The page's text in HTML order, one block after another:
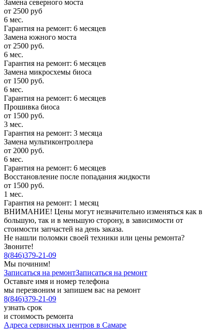
Замена северного моста
от 2500 руб
6 мес.
Гарантия на ремонт: 6 месяцев
Замена южного моста
от 2500 руб.
6 мес.
Гарантия на ремонт: 6 месяцев
Замена микросхемы биоса
от 1500 руб.
6 мес.
Гарантия на ремонт: 6 месяцев
Прошивка биоса
от 1500 руб.
3 мес.
Гарантия на ремонт: 3 месяца
Замена мультиконтроллера
от 2000 руб.
6 мес.
Гарантия на ремонт: 6 месяцев
Восстановление после попадания жидкости
от 1500 руб.
1 мес.
Гарантия на ремонт: 1 месяц
ВНИМАНИЕ! Цены могут незначительно изменяться как в
большую, так и в меньшую сторону, в зависимости от
стоимости запчастей на день заказа.
Не нашли поломки своей техники или цены ремонта?
Звоните!
8(846)379-21-09
Мы починим!
Записаться на ремонтЗаписаться на ремонт
Оставьте имя и номер телефона
мы перезвоним и запишем вас на ремонт
8(846)379-21-09
узнать срок
и стоимость ремонта
Адреса сервисных центров в Самаре